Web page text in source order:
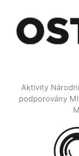
Aktivity
podporovány